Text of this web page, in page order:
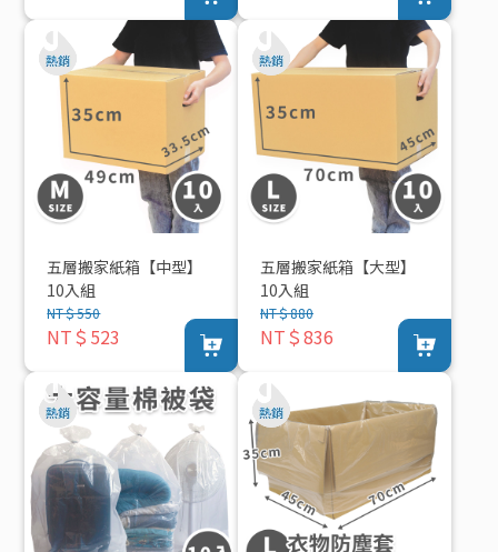
五層搬家紙箱【中型】
10入組
NT＄550
NT＄523
五層搬家紙箱【大型】
10入組
NT＄880
NT＄836